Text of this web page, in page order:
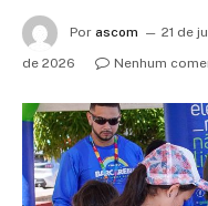
Por ascom 21 de
de 2026
Nenhum